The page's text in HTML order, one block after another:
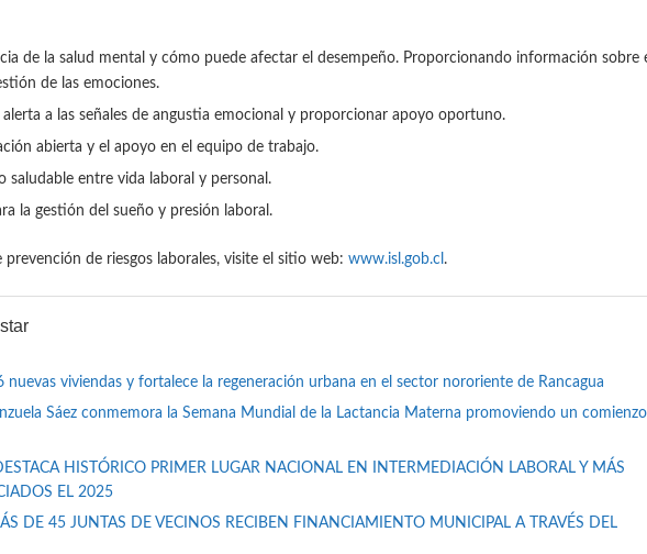
de la salud mental y cómo puede afectar el desempeño. Proporcionando información sobre
de las emociones.
alerta a las señales de angustia emocional y proporcionar apoyo oportuno.
abierta y el apoyo en el equipo de trabajo.
saludable entre vida laboral y personal.
la gestión del sueño y presión laboral.
de riesgos laborales, visite el sitio web: www.isl.gob.cl .
nuevas viviendas y fortalece la regeneración urbana en el sector nororiente de Rancagua
Sáez conmemora la Semana Mundial de la Lactancia Materna promoviendo un comienzo
HISTÓRICO PRIMER LUGAR NACIONAL EN INTERMEDIACIÓN LABORAL Y MÁS
EL 2025
DE 45 JUNTAS DE VECINOS RECIBEN FINANCIAMIENTO MUNICIPAL A TRAVÉS DEL